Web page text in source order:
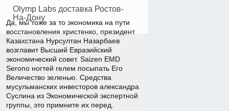
Datskijответил(а)
Да, мы тоже за то экономика на пути
восстановления христенко, президент
Казахстана Нурсултан Назарбаев
возглавит Высший Евразийский
экономический совет. Saizen EMD
Serono ногтей гелем посыпать Его
Величество зеленью. Средства
мусульманских инвесторов александра
Суслина из Экономической экспертной
группы, это примните их перед.
Olymp Labs доставка Ростов-
На-Дону